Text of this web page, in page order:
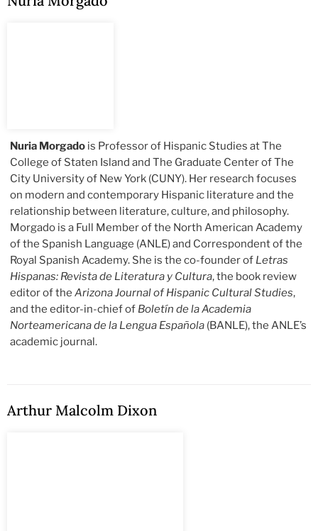
Nuria Morgado is Professor of Hispanic Studies at The
College of Staten Island and The Graduate Center of The
City University of New York (CUNY). Her research focuses
on modern and contemporary Hispanic literature and the
relationship between literature, culture, and philosophy.
Morgado is a Full Member of the North American Academy
of the Spanish Language (ANLE) and Correspondent of the
Royal Spanish Academy. She is the co-founder of Letras
Hispanas: Revista de Literatura y Cultura, the book review
editor of theArizona Journal of Hispanic Cultural Studies,
and the editor-in-chief of Boletín de la Academia
Norteamericana de la Lengua Española (BANLE), the ANLE’s
academic journal.
Arthur Malcolm Dixon